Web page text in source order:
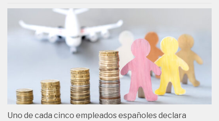
Uno de cada cinco empleados españoles declara